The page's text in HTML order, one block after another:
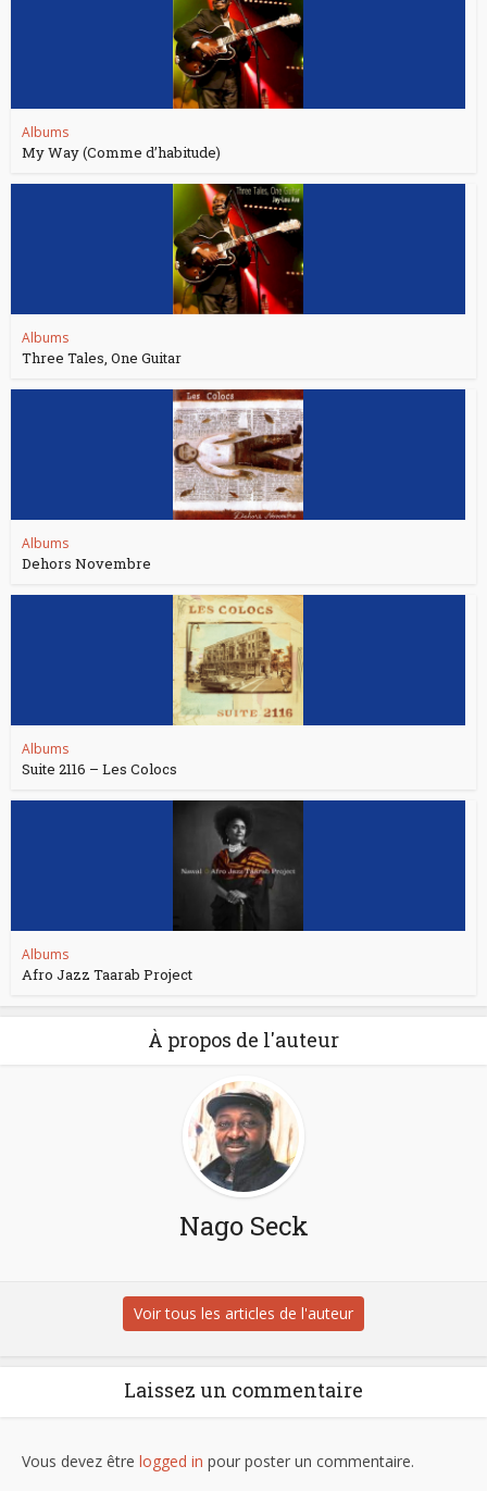
Albums
My Way (Comme d’habitude)
Albums
Three Tales, One Guitar
Albums
Dehors Novembre
Albums
Suite 2116 – Les Colocs
Albums
Afro Jazz Taarab Project
À propos de l'auteur
Nago Seck
Voir tous les articles de l'auteur
Laissez un commentaire
Vous devez être logged in pour poster un commentaire.